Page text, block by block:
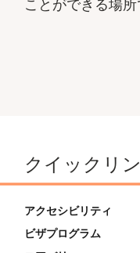
ことができる場所
クイックリ
アクセシビリティ
ビザプログラム